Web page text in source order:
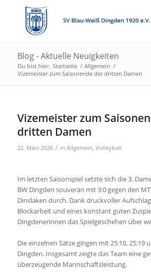
Blog - Aktuelle Neuigkeiten
Du bist hier: Startseite / Allgemein /
Vizemeister zum Saisonende der dritten Damen
Vizemeister zum
dritten Damen
22. März 2026 / in Allgemein, Volleyball
Im letzten Saisonspiel setzte sich die 3.
BW Dingden souverän mit 3:0 gegen den
Dinslaken durch. Dank druckvoller
Blockarbeit und eines konstant guten
Dingdenerinnen das Spielgeschehen über
Die einzelnen Sätze gingen mit 25:10, 25:19
Dingden. Insgesamt zeigte das Team eine
überzeugende Mannschaftsleistung.